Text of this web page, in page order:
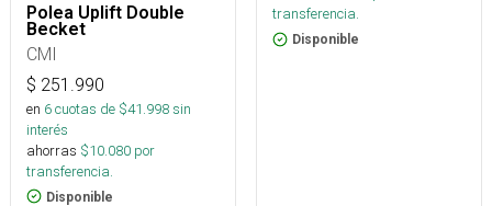
Polea Uplift Double
Becket
CMI
$ 251.990
en 6cuotas de $41.998sin
interés
ahorras $10.080 por
transferencia.
Disponible
transferencia.
Disponible